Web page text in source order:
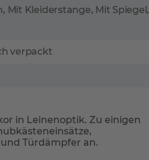
Mit Kleiderstange, Mit Spiegel,
verpackt
in Leinenoptik. Zu einigen
Türdämpfer an.